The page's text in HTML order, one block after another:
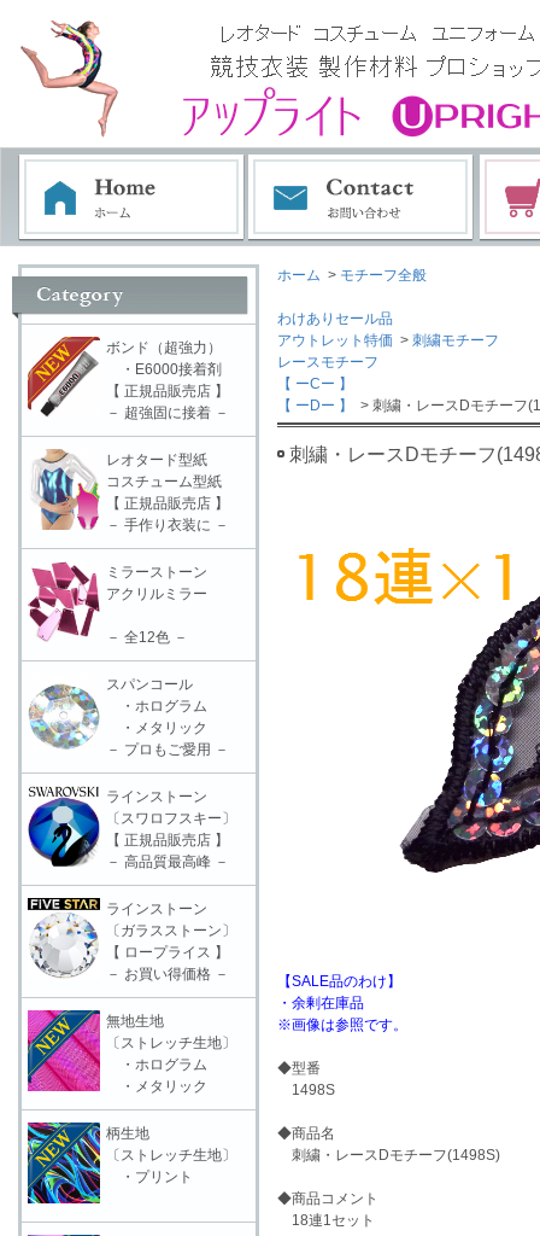
ホーム > モチーフ全般
わけありセール品
アウトレット特価 > 刺繍モチーフ
レースモチーフ
【 ーCー 】
【 ーDー 】
> 刺繍・レースDモチーフ
刺繍・レースDモチーフ
【SALE品のわけ】
・余剰在庫品
※画像は参照です。
◆型番
1498S
◆商品名
刺繍・レースDモチーフ(1498S)
◆商品コメント
18連1セット
ボンド（超強力）
・E6000接着剤
【 正規品販売店 】
－ 超強固に接着 －
レオタード型紙
コスチューム型紙
【 正規品販売店 】
－ 手作り衣装に －
ミラーストーン
アクリルミラー
－ 全12色 －
スパンコール
・ホログラム
・メタリック
－ プロもご愛用 －
ラインストーン
〔スワロフスキー〕
【 正規品販売店 】
－ 高品質最高峰 －
ラインストーン
〔ガラスストーン〕
【 ロープライス 】
－ お買い得価格 －
無地生地
〔ストレッチ生地〕
・ホログラム
・メタリック
柄生地
〔ストレッチ生地〕
・プリント